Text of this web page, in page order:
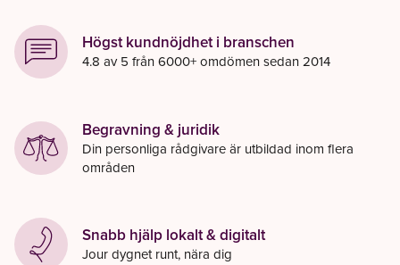
Högst kundnöjdhet i branschen
4.8 av 5 från 6000+ omdömen sedan 2014
Begravning & juridik
Din personliga rådgivare är utbildad inom flera
områden
Snabb hjälp lokalt & digitalt
Jour dygnet runt, nära dig